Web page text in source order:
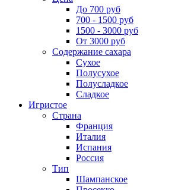
До 700 руб
700 - 1500 руб
1500 - 3000 руб
От 3000 руб
Содержание сахара
Сухое
Полусухое
Полусладкое
Сладкое
Игристое
Страна
Франция
Италия
Испания
Россия
Тип
Шампанское